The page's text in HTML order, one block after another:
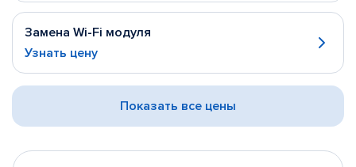
Замена Wi-Fi модуля
Узнать цену
Показать все цены